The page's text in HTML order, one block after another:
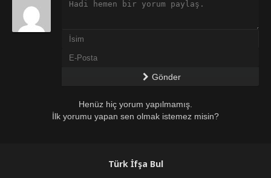
Gönder
Henüz hiç yorum yapılmamış.
İlk yorumu yapan sen olmak istemez misin?
Türk İfşa Bul